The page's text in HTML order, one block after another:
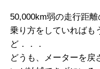
50,000km弱の走行距
乗り方をしていればも
ど．．．
どうも、メーターを戻